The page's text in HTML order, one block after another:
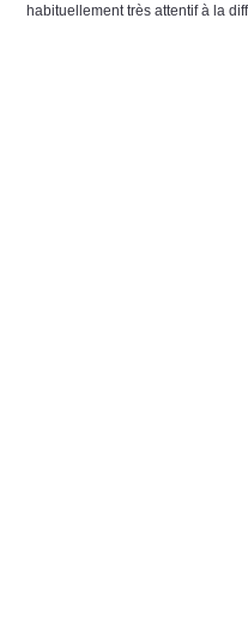
habituellement très attentif à la